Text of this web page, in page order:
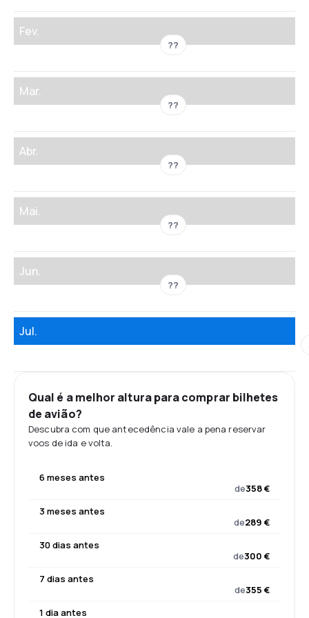
Fev.
??
Mar.
??
Abr.
??
Mai.
??
Jun.
??
Jul.
Qual é a melhor altura para comprar bilhetes
de avião?
Descubra com que antecedência vale a pena reservar
voos de ida e volta.
6 meses antes
de358 €
3 meses antes
de289 €
30 dias antes
de300 €
7 dias antes
de355 €
1 dia antes